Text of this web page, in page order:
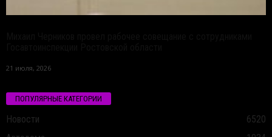
21 июля, 2026
ПОПУЛЯРНЫЕ КАТЕГОРИИ
Новости
6520